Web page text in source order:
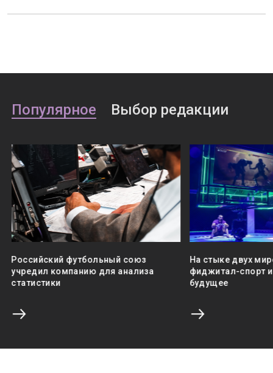
Популярное Выбор редакции
Российский футбольный союз
учредил компанию для анализа
статистики
На стыке двух
фиджитал-спорт
будущее